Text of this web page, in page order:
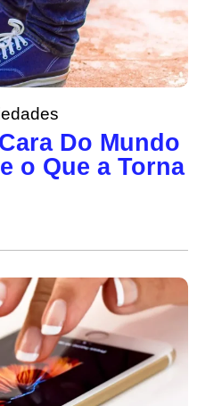
Do Mundo
o Que a Torna